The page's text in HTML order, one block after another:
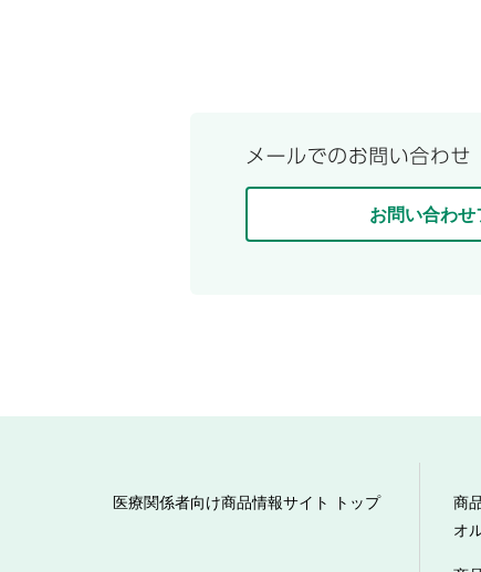
お問い合わ
医療関係者向け商品情報サイト トップ
商
オ